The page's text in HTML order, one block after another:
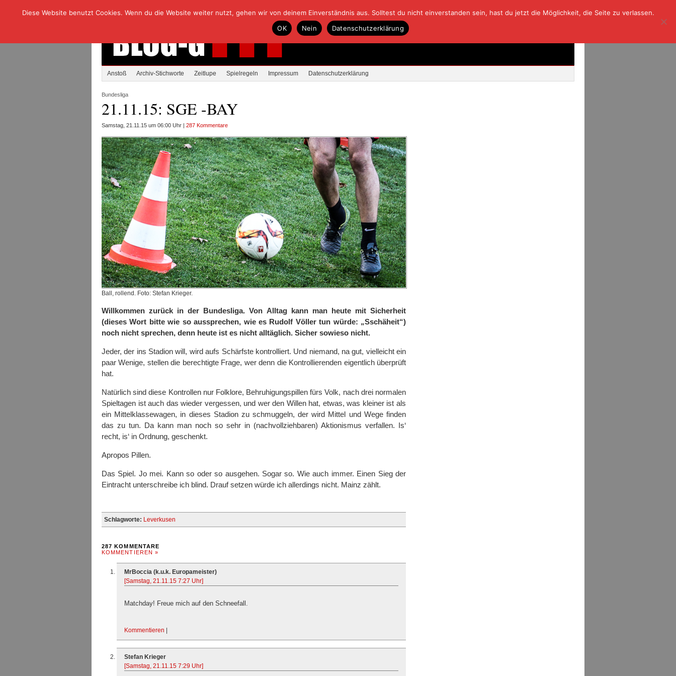
Anstoß Archiv-Stichworte Zeitlupe Spielregeln Impressum Datenschutzerklärung
Bundesliga
21.11.15: SGE -BAY
Samstag, 21.11.15 um 06:00 Uhr | 287 Kommentare
Ball, rollend. Foto: Stefan Krieger.
Willkommen zurück in der Bundesliga. Von Alltag kann man heute mit Sicherheit
(dieses Wort bitte wie so aussprechen, wie es Rudolf Völler tun würde: „Sschäheit“)
noch nicht sprechen, denn heute ist es nicht alltäglich. Sicher sowieso nicht.
Jeder, der ins Stadion will, wird aufs Schärfste kontrolliert. Und niemand, na gut, vielleicht ein
paar Wenige, stellen die berechtigte Frage, wer denn die Kontrollierenden eigentlich überprüft
hat.
Natürlich sind diese Kontrollen nur Folklore, Behruhigungspillen fürs Volk, nach drei normalen
Spieltagen ist auch das wieder vergessen, und wer den Willen hat, etwas, was kleiner ist als
ein Mittelklassewagen, in dieses Stadion zu schmuggeln, der wird Mittel und Wege finden
das zu tun. Da kann man noch so sehr in (nachvollziehbaren) Aktionismus verfallen. Is‘
recht, is‘ in Ordnung, geschenkt.
Apropos Pillen.
Das Spiel. Jo mei. Kann so oder so ausgehen. Sogar so. Wie auch immer. Einen Sieg der
Eintracht unterschreibe ich blind. Drauf setzen würde ich allerdings nicht. Mainz zählt.
Schlagworte: Leverkusen
287 KOMMENTARE
KOMMENTIEREN »
MrBoccia (k.u.k. Europameister)
[Samstag, 21.11.15 7:27 Uhr]
Matchday! Freue mich auf den Schneefall.
Kommentieren |
Stefan Krieger
[Samstag, 21.11.15 7:29 Uhr]
Diese Website benutzt Cookies. Wenn du die Website weiter nutzt, gehen wir von deinem Einverständnis aus. Solltest du nicht einverstanden sein, hast du jetzt die Möglichkeit, die Seite zu verlassen.
OK
Nein Datenschutzerklärung